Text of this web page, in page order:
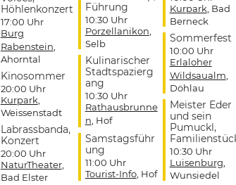
Höhlenkonzert
17:00 Uhr
Burg
Rabenstein,
Ahorntal
Kinosommer
20:00 Uhr
Kurpark,
Weissenstadt
Labrassbanda,
Konzert
20:00 Uhr
NaturTheater,
Bad Elster
Führung
10:30 Uhr
Porzellanikon,
Selb
Kulinarischer
Stadtspazierg
ang
10:30 Uhr
Rathausbrunne
n, Hof
Samstagsführ
ung
11:00 Uhr
Tourist-Info, Hof
Kurpark, Bad
Berneck
Sommerfest
10:00 Uhr
Erlaloher
Wildsaualm,
Döhlau
Meister Eder
und sein
Pumuckl,
10:30 Uhr
Luisenburg,
Wunsiedel